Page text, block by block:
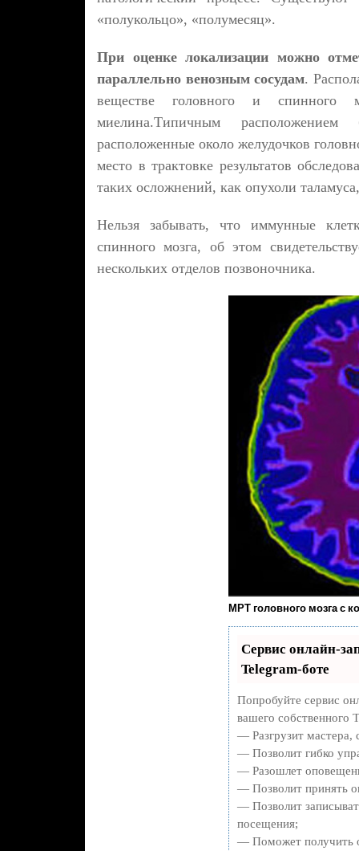
«полукольцо», «полумесяц».
При оценке локализации можно
параллельно венозным сосудам.
веществе головного и спинного
миелина.Типичным
расположенные около желудочков
место в трактовке результатов
таких осложнений, как опухоли
Нельзя забывать, что иммунные
спинного мозга, об этом
нескольких отделов позвоночника.
МРТ головного мозга с
Сервис онлайн-
Telegram-боте
Попробуйте сервис
вашего собственного
— Разгрузит мастера,
— Позволит гибко
— Разошлет
— Позволит принять
— Позволит
посещения;
— Поможет получить